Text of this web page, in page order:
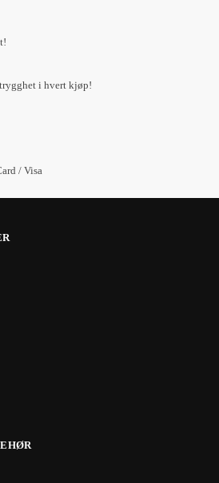
i hvert kjøp!
/ Visa